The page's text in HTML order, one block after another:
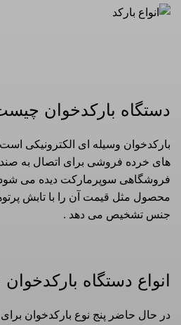
دستگاه بارکدخوان
بارکدخوان وسیله ای الکترونیکی
های خرده فروشی برای اتصال به
فروشگاهی سوپرمارکت دیده می شود
محصول مثل قیمت آن را با تابش
جنس تشخیص می دهد .
انواع دستگاه بارکدخوان
در حال حاضر پنج نوع بارکدخوان